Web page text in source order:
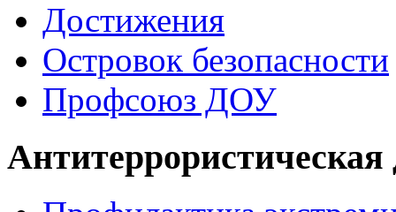
Достижения
Островок безопасности
Профсоюз ДОУ
Антитеррористическая